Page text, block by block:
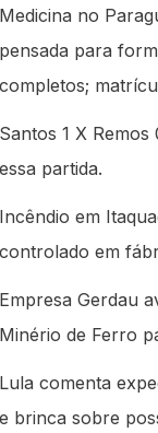
Medicina no
pensada para
completos;
Santos 1 X
essa partida.
Incêndio em
controlado em
Empresa Gerdau
Minério de Ferro
Lula comenta
e brinca sobre